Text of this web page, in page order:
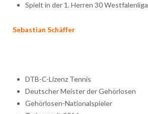
Spielt in der 1. Herren 30 Westfalenliga
Sebastian Schäffer
DTB-C-Lizenz Tennis
Deutscher Meister der Gehörlosen
Gehörlosen-Nationalspieler